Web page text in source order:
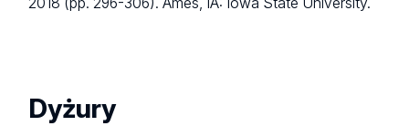
2018 (pp. 296-306). Ames, IA: Iowa State University.
Dyżury